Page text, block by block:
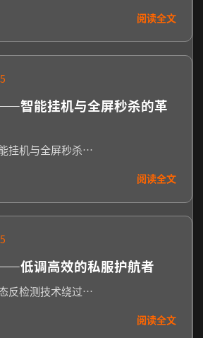
阅读全文
智能挂机与全屏秒杀的革
挂机与全屏秒杀…
阅读全文
低调高效的私服护航者
反检测技术绕过…
阅读全文